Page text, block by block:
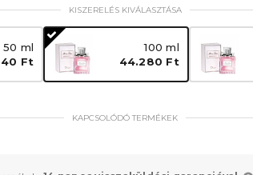
KISZERELÉS KIVÁLASZTÁSA
50 ml
Ft
100 ml
44.280 Ft
KAPCSOLÓDÓ TERMÉKEK